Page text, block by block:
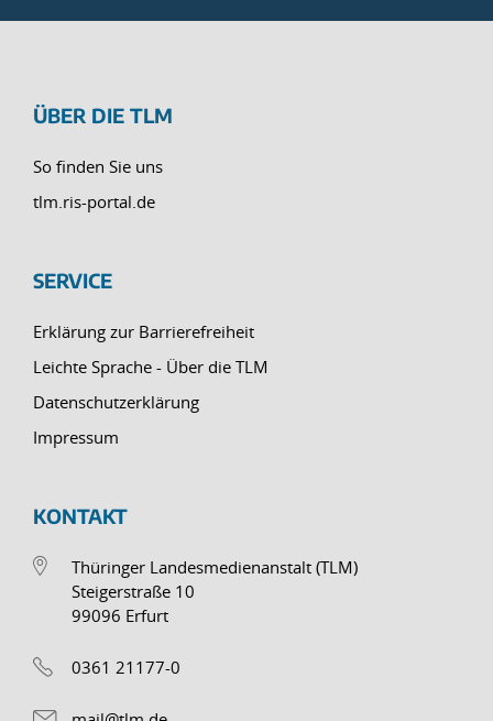
ÜBER DIE TLM
So finden Sie uns
tlm.ris-portal.de
SERVICE
Erklärung zur Barrierefreiheit
Leichte Sprache - Über die TLM
Datenschutzerklärung
Impressum
KONTAKT
Thüringer Landesmedienanstalt (TLM)
Steigerstraße 10
99096 Erfurt
0361 21177-0